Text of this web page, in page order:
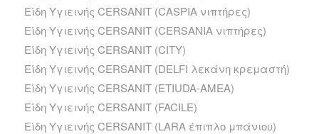
Είδη Υγιεινής CERSANIT (CASPIA νιπτήρες)
Είδη Υγιεινής CERSANIT (CERSANIA νιπτήρες)
Είδη Υγιεινής CERSANIT (CITY)
Είδη Υγιεινής CERSANIT (DELFI λεκάνη κρεμαστή)
Είδη Υγιεινής CERSANIT (ETIUDA-AMEA)
Είδη Υγιεινής CERSANIT (FACILE)
Είδη Υγιεινής CERSANIT (LARA έπιπλο μπάνιου)